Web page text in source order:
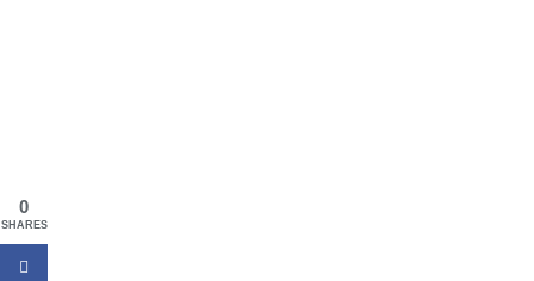
0
SHARES